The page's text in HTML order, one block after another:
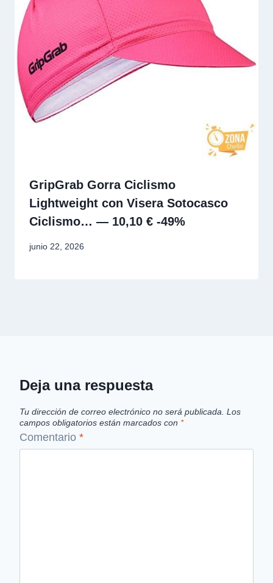
GripGrab Gorra Ciclismo
Lightweight con Visera Sotocasco
Ciclismo… — 10,10 € -49%
junio 22, 2026
Deja una respuesta
Tu dirección de correo electrónico no será publicada. Los
campos obligatorios están marcados con *
Comentario *